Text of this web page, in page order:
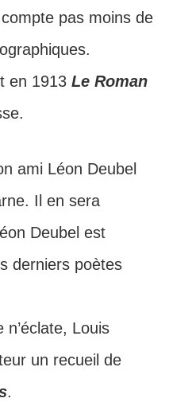
pas moins de
en 1913 Le Roman
ami Léon Deubel
Il en sera
Deubel est
derniers poètes
Louis
un recueil de
.